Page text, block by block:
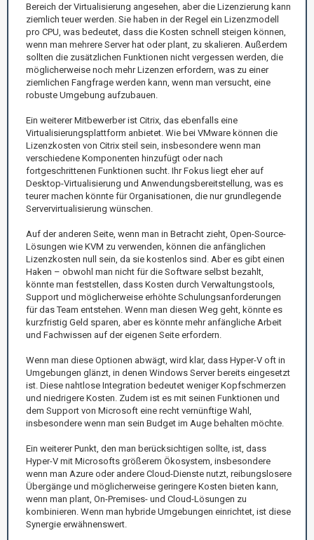
Bereich der Virtualisierung angesehen, aber die Lizenzierung kann
ziemlich teuer werden. Sie haben in der Regel ein Lizenzmodell
pro CPU, was bedeutet, dass die Kosten schnell steigen können,
wenn man mehrere Server hat oder plant, zu skalieren. Außerdem
sollten die zusätzlichen Funktionen nicht vergessen werden, die
möglicherweise noch mehr Lizenzen erfordern, was zu einer
ziemlichen Fangfrage werden kann, wenn man versucht, eine
robuste Umgebung aufzubauen.
Ein weiterer Mitbewerber ist Citrix, das ebenfalls eine
Virtualisierungsplattform anbietet. Wie bei VMware können die
Lizenzkosten von Citrix steil sein, insbesondere wenn man
verschiedene Komponenten hinzufügt oder nach
fortgeschrittenen Funktionen sucht. Ihr Fokus liegt eher auf
Desktop-Virtualisierung und Anwendungsbereitstellung, was es
teurer machen könnte für Organisationen, die nur grundlegende
Servervirtualisierung wünschen.
Auf der anderen Seite, wenn man in Betracht zieht, Open-Source-
Lösungen wie KVM zu verwenden, können die anfänglichen
Lizenzkosten null sein, da sie kostenlos sind. Aber es gibt einen
Haken – obwohl man nicht für die Software selbst bezahlt,
könnte man feststellen, dass Kosten durch Verwaltungstools,
Support und möglicherweise erhöhte Schulungsanforderungen
für das Team entstehen. Wenn man diesen Weg geht, könnte es
kurzfristig Geld sparen, aber es könnte mehr anfängliche Arbeit
und Fachwissen auf der eigenen Seite erfordern.
Wenn man diese Optionen abwägt, wird klar, dass Hyper-V oft in
Umgebungen glänzt, in denen Windows Server bereits eingesetzt
ist. Diese nahtlose Integration bedeutet weniger Kopfschmerzen
und niedrigere Kosten. Zudem ist es mit seinen Funktionen und
dem Support von Microsoft eine recht vernünftige Wahl,
insbesondere wenn man sein Budget im Auge behalten möchte.
Ein weiterer Punkt, den man berücksichtigen sollte, ist, dass
Hyper-V mit Microsofts größerem Ökosystem, insbesondere
wenn man Azure oder andere Cloud-Dienste nutzt, reibungslosere
Übergänge und möglicherweise geringere Kosten bieten kann,
wenn man plant, On-Premises- und Cloud-Lösungen zu
kombinieren. Wenn man hybride Umgebungen einrichtet, ist diese
Synergie erwähnenswert.